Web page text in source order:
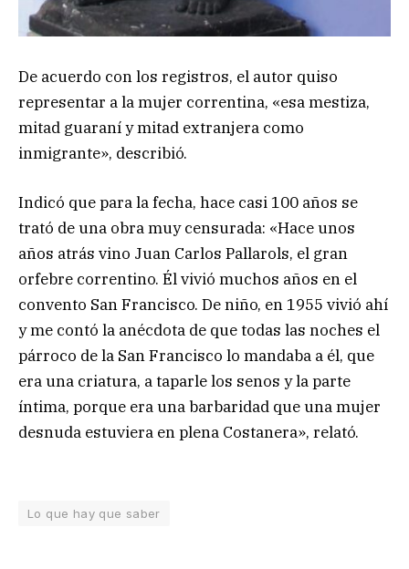
De acuerdo con los registros, el autor quiso
representar a la mujer correntina, «esa mestiza,
mitad guaraní y mitad extranjera como
inmigrante», describió.
Indicó que para la fecha, hace casi 100 años se
trató de una obra muy censurada: «Hace unos
años atrás vino Juan Carlos Pallarols, el gran
orfebre correntino. Él vivió muchos años en el
convento San Francisco. De niño, en 1955 vivió ahí
y me contó la anécdota de que todas las noches el
párroco de la San Francisco lo mandaba a él, que
era una criatura, a taparle los senos y la parte
íntima, porque era una barbaridad que una mujer
desnuda estuviera en plena Costanera», relató.
Lo que hay que saber